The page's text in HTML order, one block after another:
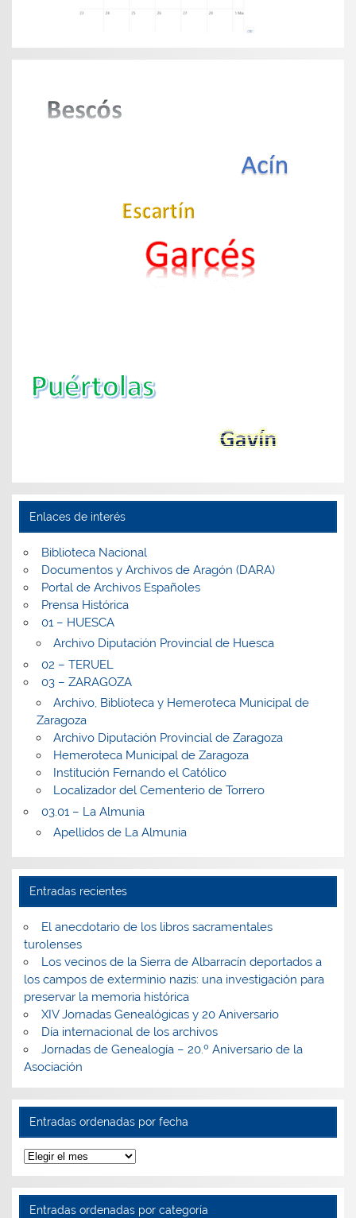
Enlaces de interés
Biblioteca Nacional
Documentos y Archivos de Aragón (DARA)
Portal de Archivos Españoles
Prensa Histórica
01 – HUESCA
Archivo Diputación Provincial de Huesca
02 – TERUEL
03 – ZARAGOZA
Archivo, Biblioteca y Hemeroteca Municipal de
Zaragoza
Archivo Diputación Provincial de Zaragoza
Hemeroteca Municipal de Zaragoza
Institución Fernando el Católico
Localizador del Cementerio de Torrero
03.01 – La Almunia
Apellidos de La Almunia
Entradas recientes
El anecdotario de los libros sacramentales
turolenses
Los vecinos de la Sierra de Albarracín deportados a
los campos de exterminio nazis: una investigación para
preservar la memoria histórica
XIV Jornadas Genealógicas y 20 Aniversario
Día internacional de los archivos
Jornadas de Genealogía – 20.º Aniversario de la
Asociación
Entradas ordenadas por fecha
Entradas
ordenadas
por
fecha
Entradas ordenadas por categoría